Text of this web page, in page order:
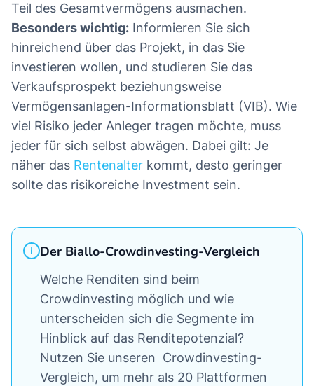
Teil des Gesamtvermögens ausmachen.
Besonders wichtig: Informieren Sie sich
hinreichend über das Projekt, in das Sie
investieren wollen, und studieren Sie das
Verkaufsprospekt beziehungsweise
Vermögensanlagen-Informationsblatt (VIB). Wie
viel Risiko jeder Anleger tragen möchte, muss
jeder für sich selbst abwägen. Dabei gilt: Je
näher das Rentenalter kommt, desto geringer
sollte das risikoreiche Investment sein.
Der Biallo-Crowdinvesting-Vergleich
Welche Renditen sind beim
Crowdinvesting möglich und wie
unterscheiden sich die Segmente im
Hinblick auf das Renditepotenzial?
Nutzen Sie unseren Crowdinvesting-
Vergleich, um mehr als 20 Plattformen